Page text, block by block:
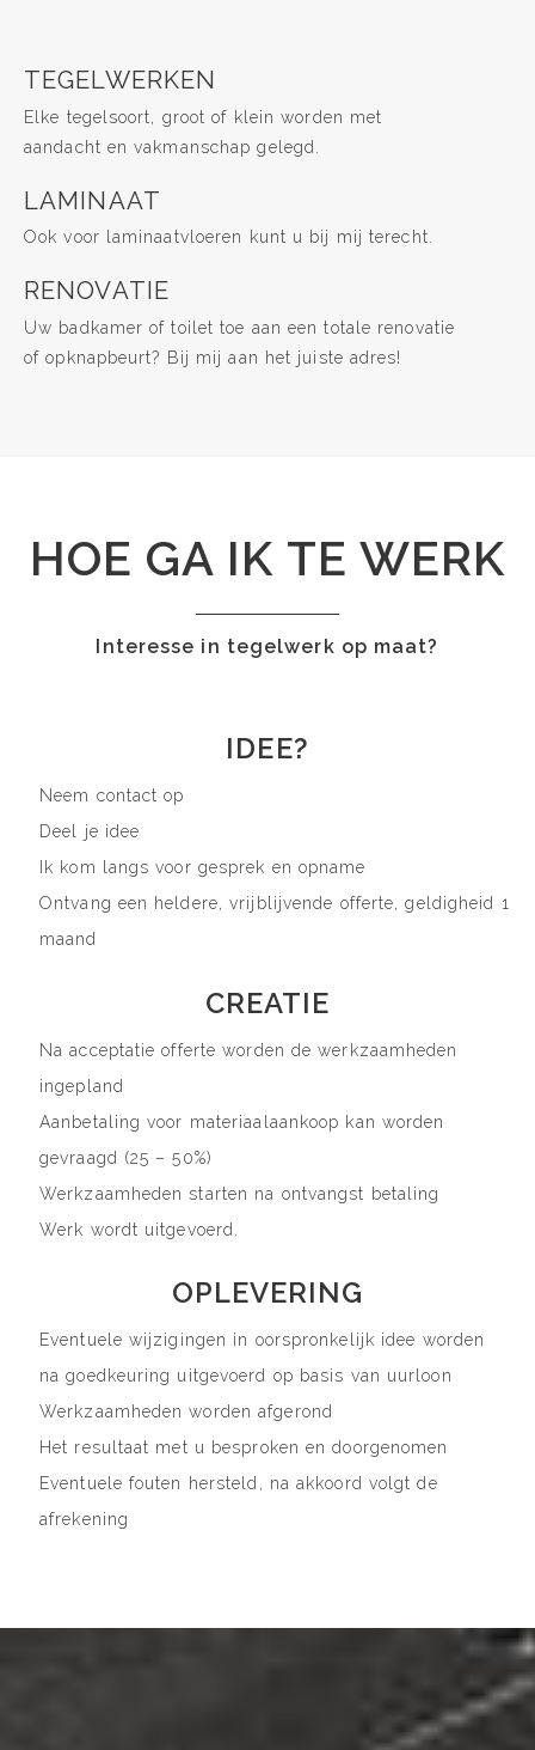
TEGELWERKEN
Elke tegelsoort, groot of klein worden met
aandacht en vakmanschap gelegd.
LAMINAAT
Ook voor laminaatvloeren kunt u bij mij terecht.
RENOVATIE
Uw badkamer of toilet toe aan een totale renovatie
of opknapbeurt? Bij mij aan het juiste adres!
HOE GA IK TE WERK
Interesse in tegelwerk op maat?
IDEE?
Neem contact op
Deel je idee
Ik kom langs voor gesprek en opname
Ontvang een heldere, vrijblijvende offerte, geldigheid 1
maand
CREATIE
Na acceptatie offerte worden de werkzaamheden
ingepland
Aanbetaling voor materiaalaankoop kan worden
gevraagd (25 – 50%)
Werkzaamheden starten na ontvangst betaling
Werk wordt uitgevoerd.
OPLEVERING
Eventuele wijzigingen in oorspronkelijk idee worden
na goedkeuring uitgevoerd op basis van uurloon
Werkzaamheden worden afgerond
Het resultaat met u besproken en doorgenomen
Eventuele fouten hersteld, na akkoord volgt de
afrekening